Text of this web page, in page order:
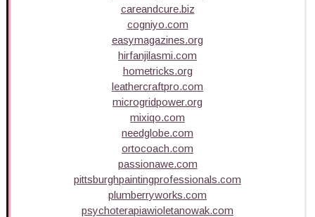
careandcure.biz
cogniyo.com
easymagazines.org
hirfanjilasmi.com
hometricks.org
leathercraftpro.com
microgridpower.org
mixiqo.com
needglobe.com
ortocoach.com
passionawe.com
pittsburghpaintingprofessionals.com
plumberryworks.com
psychoterapiawioletanowak.com